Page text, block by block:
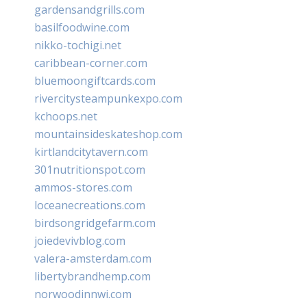
gardensandgrills.com
basilfoodwine.com
nikko-tochigi.net
caribbean-corner.com
bluemoongiftcards.com
rivercitysteampunkexpo.com
kchoops.net
mountainsideskateshop.com
kirtlandcitytavern.com
301nutritionspot.com
ammos-stores.com
loceanecreations.com
birdsongridgefarm.com
joiedevivblog.com
valera-amsterdam.com
libertybrandhemp.com
norwoodinnwi.com